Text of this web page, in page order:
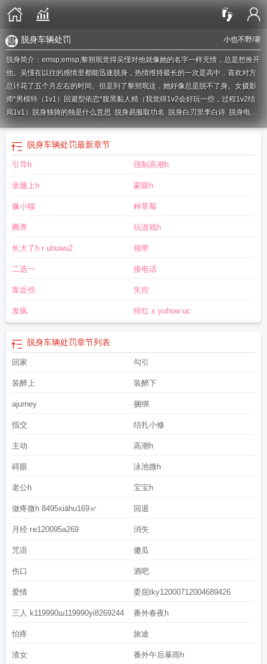
小也不野/著
脱身车辆处罚
脱身简介：emsp;emsp;黎朔珉觉得吴慬对他就像她的名字一样无情，总是想推开
他。吴慬在以往的感情里都能迅速脱身，热情维持最长的一次是高中，喜欢对方
总计花了五个月左右的时间。但是到了黎朔珉这，她好像总是脱不了身。女摄影
师*男模特（1v1）回避型依恋*腹黑黏人精（我觉得1v2会好玩一些，过程1v2结
局1v1）
脱身独骑的独是什么意思 脱身易服取功名 脱身白刃里李白诗 脱身电视
剧免费全集谍影网脱身里的乔礼杰结局脱身费俪娜和巫云甫结局脱身电影脱
身六爷身份
脱身演员表 脱身巫云甫最后结局
脱毛膏可以脱唇毛吗
集电视剧剧情介绍
脱身的拼音脱身独骑 翻译
中乔智才结局
脱身是什么意思
绍脱身中唐医生被谁杀的 脱身张晓晨结局脱头发吃什么恢复最快
笼脱身电视剧演员表 脱身之计的意思
局待得时来 脱身电视剧剧情介绍 脱身白刃里全句
电视剧免费观看
脱身谍战电视剧剧情介绍
绍大结局免费观看
脱身陈坤演的谁
么脱身的意思 脱身谍战电视剧剧情分集介绍脱身多少集?大结局是什么?
骨是什么意思脱身钱太太谁演的脱身分集简介脱身演员表介绍托身白刃里全
局 脱身电视剧剧情介绍大结局 脱身载具的藏车地点选择
大结局乔智才回到大陆了吗
脱身车辆处罚脱身电视剧情简介
脱身车辆处罚最新章节
引导h 强制高潮h
坐腿上h 蒙眼h
像小猫 种草莓
圈养 玩游戏h
长大了h r uhuwu2 领带
二选一 接电话
靠近些 失控
发疯 绯红 x yuhuw uc
脱身车辆处罚章节列表
回家 勾引
装醉上 装醉下
ajurney 捆绑
指交 结扎小修
主动 高潮h
碍眼 泳池微h
老公h 宝宝h
做疼微h 8495xiāhu169㎡ 回退
月经 гe120095a269 消失
咒语 傻瓜
伤口 酒吧
爱情 委屈tky12000712004689426
三人 k119990ш119990yi8269244 番外春夜h
怕疼 旅途
渣女 番外午后暴雨h